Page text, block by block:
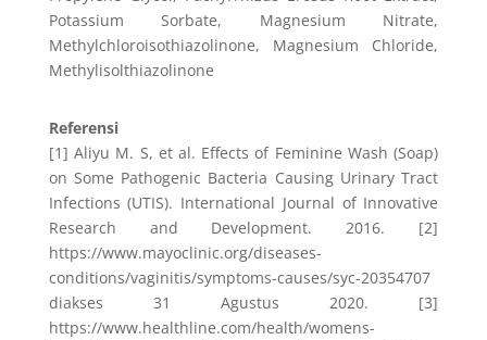
Potassium Sorbate, Magnesium Nitrate,
Methylchloroisothiazolinone, Magnesium Chloride,
Methylisolthiazolinone
Referensi
[1] Aliyu M. S, et al. Effects of Feminine Wash (Soap)
on Some Pathogenic Bacteria Causing Urinary Tract
Infections (UTIS). International Journal of Innovative
Research and Development. 2016. [2]
https://www.mayoclinic.org/diseases-
conditions/vaginitis/symptoms-causes/syc-20354707
diakses 31 Agustus 2020. [3]
https://www.healthline.com/health/womens-